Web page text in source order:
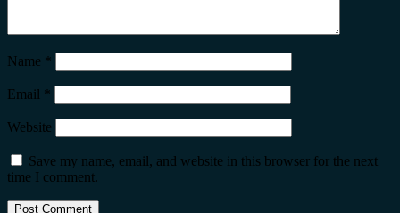
Name *
Email *
Website
Save my name, email, and website in this browser for the next
time I comment.